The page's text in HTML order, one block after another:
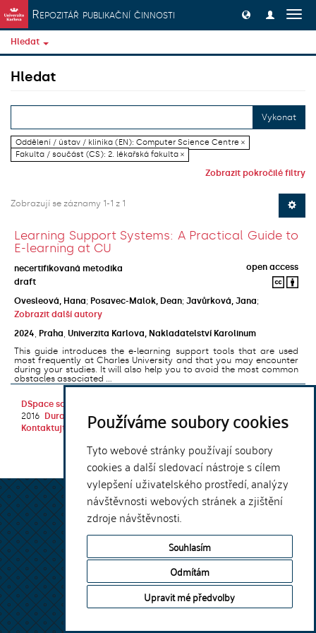
Používáme soubory cookies
Tyto webové stránky používají soubory
cookies a další sledovací nástroje s cílem
vylepšení uživatelského prostředí, analýzy
návštěvnosti webových stránek a zjištění
zdroje návštěvnosti.
Souhlasím
Odmítám
Upravit mé předvolby
Přeskočit na obsah
Repozitář publikační činnosti
Hledat
Hledat
Vykonat
Oddělení / ústav / klinika (EN): Computer Science Centre ×
Fakulta / součást (CS): 2. lékařská fakulta ×
Zobrazit pokročilé filtry
Zobrazují se záznamy 1-1 z 1
Learning Support Systems: A Practical Guide to
E-learning at CU
necertifikovaná metodika
open access
draft
Ovesleová, Hana; Posavec-Malok, Dean; Javůrková, Jana;
Zobrazit další autory
2024
Praha Univerzita Karlova, Nakladatelství Karolinum
This guide introduces the e-learning support tools that are used
most frequently at Charles University and that you may encounter
during your studies. It will also help you to avoid the most common
obstacles associated ...
DSpace software
2016
DuraSpace
Kontaktujte nás | Vyjádření názoru